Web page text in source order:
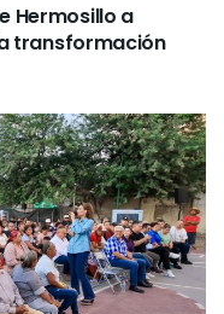
Hermosillo a
transformación